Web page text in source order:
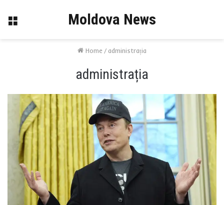
Menu Moldova News
Home /administrația
administrația